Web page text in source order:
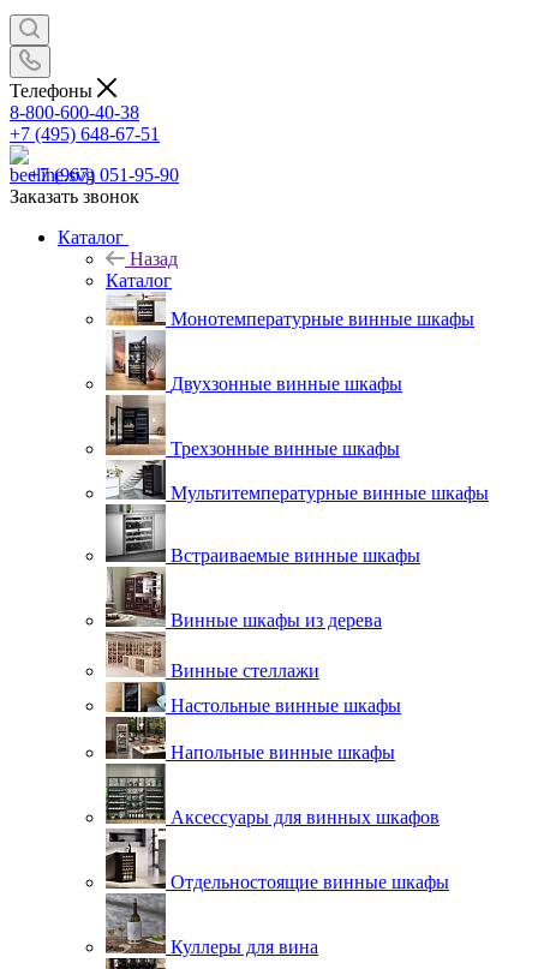
Телефоны
8-800-600-40-38
+7 (495) 648-67-51
+7 (967) 051-95-90
Заказать звонок
Каталог
Назад
Каталог
Монотемпературные винные шкафы
Двухзонные винные шкафы
Трехзонные винные шкафы
Мультитемпературные винные шкафы
Встраиваемые винные шкафы
Винные шкафы из дерева
Винные стеллажи
Настольные винные шкафы
Напольные винные шкафы
Аксессуары для винных шкафов
Отдельностоящие винные шкафы
Куллеры для вина